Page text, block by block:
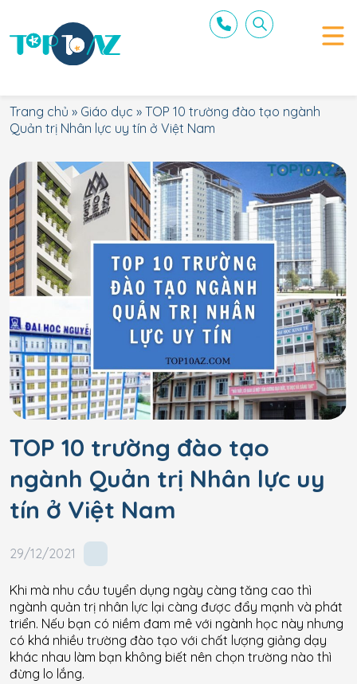
Trang chủ » Giáo dục » TOP 10 trường đào tạo ngành
Quản trị Nhân lực uy tín ở Việt Nam
TOP 10 trường đào tạo
ngành Quản trị Nhân lực uy
tín ở Việt Nam
29/12/2021
Khi mà nhu cầu tuyển dụng ngày càng tăng cao thì
ngành quản trị nhân lực lại càng được đẩy mạnh và phát
triển. Nếu bạn có niềm đam mê với ngành học này nhưng
có khá nhiều trường đào tạo với chất lượng giảng dạy
khác nhau làm bạn không biết nên chọn trường nào thì
đừng lo lắng.